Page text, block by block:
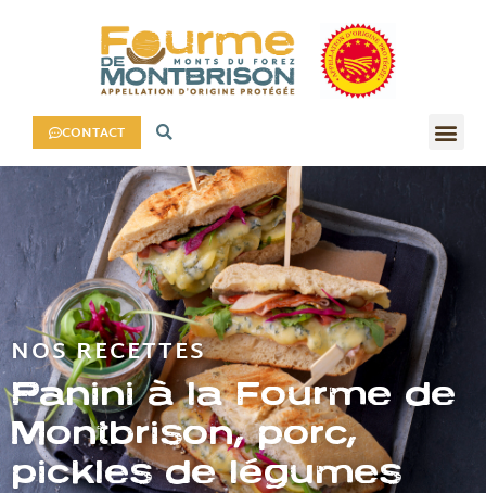
CONTACT
NOS RECETTES
Panini à la Fourme de
Montbrison, porc,
pickles de légumes